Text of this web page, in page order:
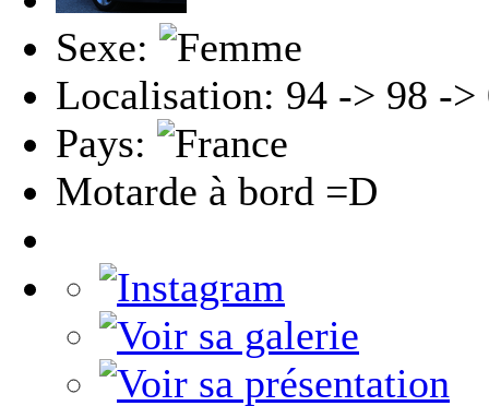
Sexe:
Localisation: 94 -> 98 ->
Pays:
Motarde à bord =D